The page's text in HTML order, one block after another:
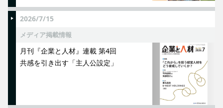
2026/7/15
メディア掲載情報
月刊『企業と人材』連載 第4回
共感を引き出す「主人公設定」